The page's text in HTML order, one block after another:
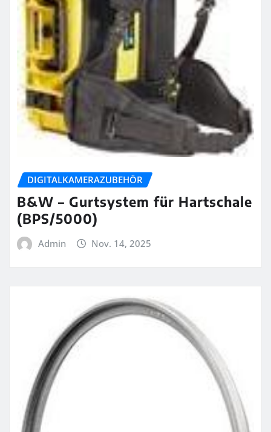
DIGITALKAMERAZUBEHÖR
B&W – Gurtsystem für Hartschale
(BPS/5000)
Admin Nov. 14, 2025